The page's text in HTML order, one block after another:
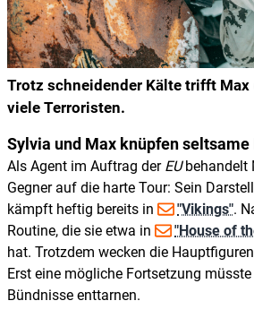
Trotz schneidender Kälte trifft Max
viele Terroristen.
Sylvia und Max knüpfen
Als Agent im Auftrag der EUbehandelt
Gegner auf die harte Tour: Sein
kämpft heftig bereits in
"Vikings".
Routine, die sie etwa in
"House of
hat. Trotzdem wecken die
Erst eine mögliche Fortsetzung
Bündnisse enttarnen.